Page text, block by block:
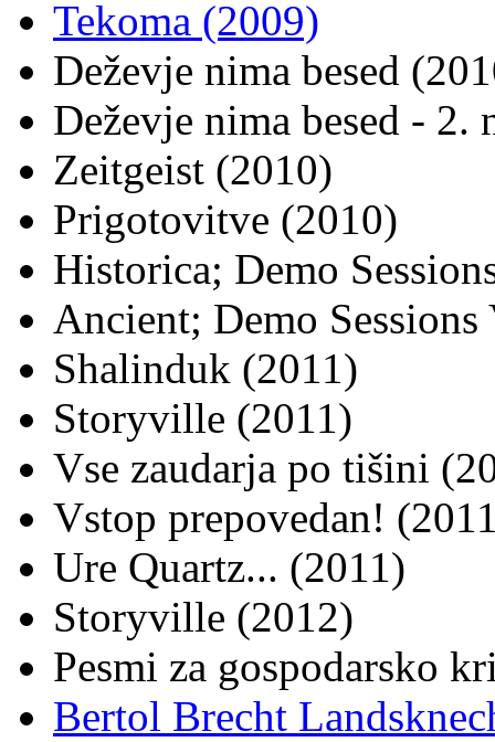
Tekoma (2009)
Deževje nima besed
Deževje nima besed - 2.
Zeitgeist (2010)
Prigotovitve (2010)
Historica; Demo
Ancient; Demo
Shalinduk (2011)
Storyville (2011)
Vse zaudarja po tišini
Vstop prepovedan!
Ure Quartz... (2011)
Storyville (2012)
Pesmi za gospodarsko
Bertol Brecht